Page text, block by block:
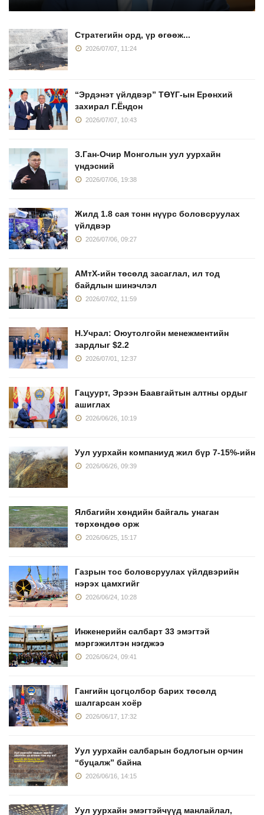
Стратегийн орд, үр өгөөж...
2026/07/07, 11:24
“Эрдэнэт үйлдвэр” ТӨҮГ-ын Ерөнхий
захирал Г.Ёндон
2026/07/07, 10:43
З.Ган-Очир Монголын уул уурхайн
үндэсний
2026/07/06, 19:38
Жилд 1.8 сая тонн нүүрс боловсруулах
үйлдвэр
2026/07/06, 09:27
АМтХ-ийн төсөлд засаглал, ил тод
байдлын шинэчлэл
2026/07/02, 11:59
Н.Учрал: Оюутолгойн менежментийн
зардлыг $2.2
2026/07/01, 12:37
Гацуурт, Эрээн Баавгайтын алтны ордыг
ашиглах
2026/06/26, 10:19
Уул уурхайн компаниуд жил бүр 7-15%-ийн
2026/06/26, 09:39
Ялбагийн хөндийн байгаль унаган
төрхөндөө орж
2026/06/25, 15:17
Газрын тос боловсруулах үйлдвэрийн
нэрэх цамхгийг
2026/06/24, 10:28
Инженерийн салбарт 33 эмэгтэй
мэргэжилтэн нэгджээ
2026/06/24, 09:41
Гангийн цогцолбор барих төсөлд
шалгарсан хоёр
2026/06/17, 17:32
Уул уурхайн салбарын бодлогын орчин
“буцалж” байна
2026/06/16, 14:15
Уул уурхайн эмэгтэйчүүд манлайлал,